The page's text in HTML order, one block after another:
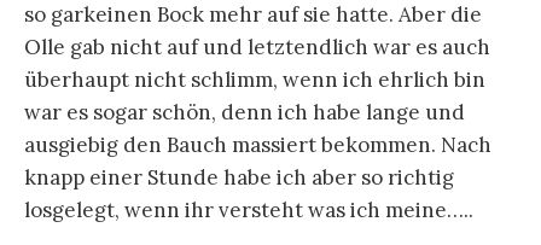
so garkeinen Bock mehr auf sie hatte. Aber die
Olle gab nicht auf und letztendlich war es auch
überhaupt nicht schlimm, wenn ich ehrlich bin
war es sogar schön, denn ich habe lange und
ausgiebig den Bauch massiert bekommen. Nach
knapp einer Stunde habe ich aber so richtig
losgelegt, wenn ihr versteht was ich meine…..